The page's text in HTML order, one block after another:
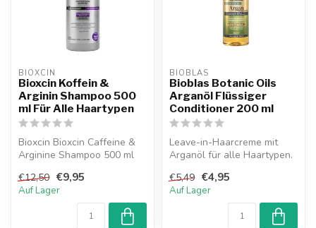
BIOXCIN
Bioxcin Koffein &
Arginin Shampoo 500
ml Für Alle Haartypen
Bioxcin Bioxcin Caffeine &
Arginine Shampoo 500 ml
Koffein,...
€12,50 €9,95
Auf Lager
BIOBLAS
Bioblas Botanic Oils
Arganöl Flüssiger
Conditioner 200 ml
Leave-in-Haarcreme mit
Arganöl für alle Haartypen.
v...
€5,49 €4,95
Auf Lager